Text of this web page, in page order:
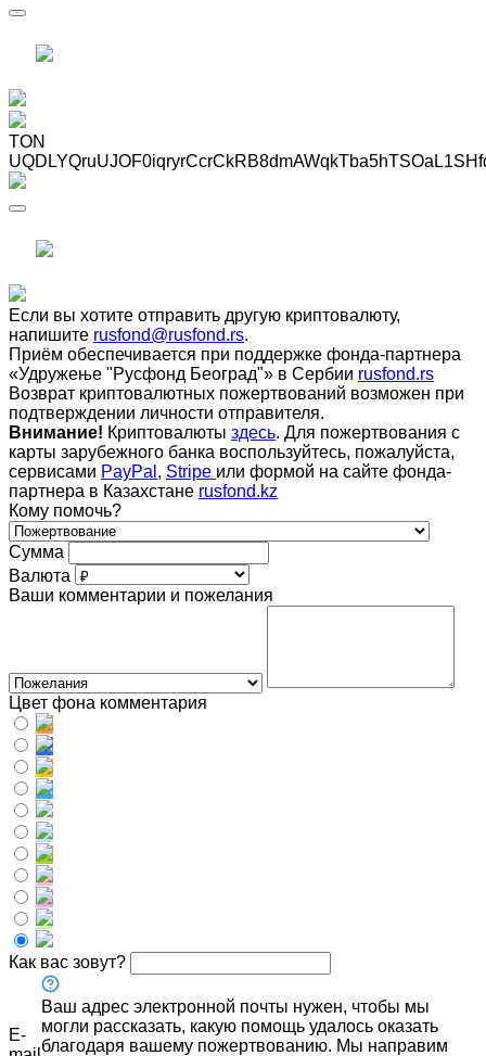
TON
Если вы хотите отправить другую криптовалюту,
напишите rusfond@rusfond.rs.
Приём обеспечивается при поддержке фонда-партнера
«Удружење "Русфонд Београд"» в Сербии rusfond.rs
Возврат криптовалютных пожертвований возможен при
подтверждении личности отправителя.
Внимание! Криптовалюты здесь. Для пожертвования с
карты зарубежного банка воспользуйтесь, пожалуйста,
сервисами PayPal , Stripe или формой на сайте фонда-
партнера в Казахстане rusfond.kz
Кому помочь?
Сумма
Валюта
Ваши комментарии и пожелания
Цвет фона комментария
Как вас зовут?
E-
Ваш адрес электронной почты нужен, чтобы мы
могли рассказать, какую помощь удалось оказать
благодаря вашему пожертвованию. Мы направим